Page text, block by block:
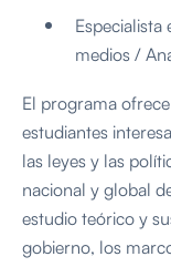
medios /
El programa
estudiantes
las leyes y las
nacional y global
estudio teórico y
gobierno, los